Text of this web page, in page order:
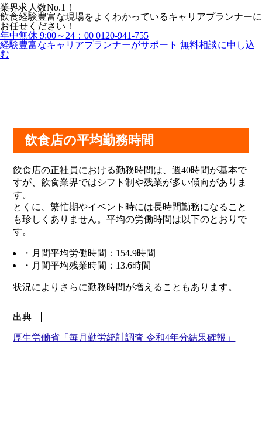
業界求人数No.1！
飲食経験豊富な現場をよくわかっているキャリアプランナーに
お任せください！
年中無休 9:00～24：00 0120-941-755
経験豊富なキャリアプランナーがサポート 無料相談に申し込
む
飲食店の平均勤務時間
飲食店の正社員における勤務時間は、週40時間が基本で
すが、飲食業界ではシフト制や残業が多い傾向がありま
す。
とくに、繁忙期やイベント時には長時間勤務になること
も珍しくありません。平均の労働時間は以下のとおりで
す。
・月間平均労働時間：154.9時間
・月間平均残業時間：13.6時間
状況によりさらに勤務時間が増えることもあります。
出典
厚生労働省「毎月勤労統計調査 令和4年分結果確報」